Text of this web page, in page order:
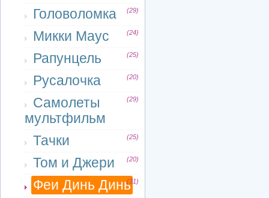
Головоломка (29)
Микки Маус (24)
Рапунцель (25)
Русалочка (20)
Самолеты
мультфильм
(29)
Тачки (25)
Том и Джери (20)
Феи Динь Динь(31)